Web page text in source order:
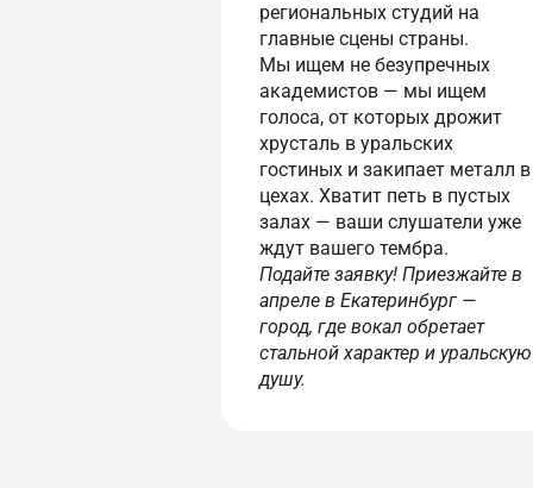
региональных студий на
главные сцены страны.
Мы ищем не безупречных
академистов — мы ищем
голоса, от которых дрожит
хрусталь в уральских
гостиных и закипает металл в
цехах. Хватит петь в пустых
залах — ваши слушатели уже
ждут вашего тембра.
Подайте заявку! Приезжайте в
апреле в Екатеринбург —
город, где вокал обретает
стальной характер и уральскую
душу.